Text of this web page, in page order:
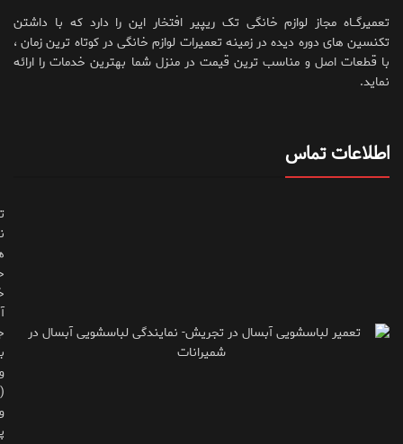
تعمیرگــاه مجاز لوازم خانگی تک ریپیر افتخار این را دارد که با داشتن
تکنسین های دوره دیده در زمینه تعمیرات لوازم خانگی در کوتاه ترین زمان ،
با قطعات اصل و مناسب ترین قیمت در منزل شما بهترین خدمات را ارائه
نماید.
اطلاعات تماس